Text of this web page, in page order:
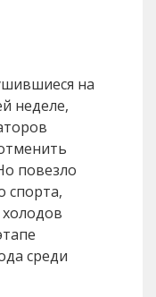
на
неделе,
повезло
среди